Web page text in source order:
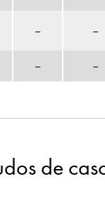
– –
– –
de